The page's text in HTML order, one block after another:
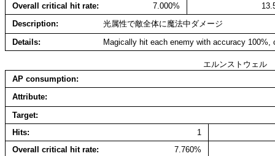
Overall critical hit rate
7.000%
Description
光属性で敵全体に魔法中ダメージ
Details
Magically hit each enemy with accuracy
エルンストウェル
AP consumption
Attribute
Target
Hits
1
Overall critical hit rate
7.760%